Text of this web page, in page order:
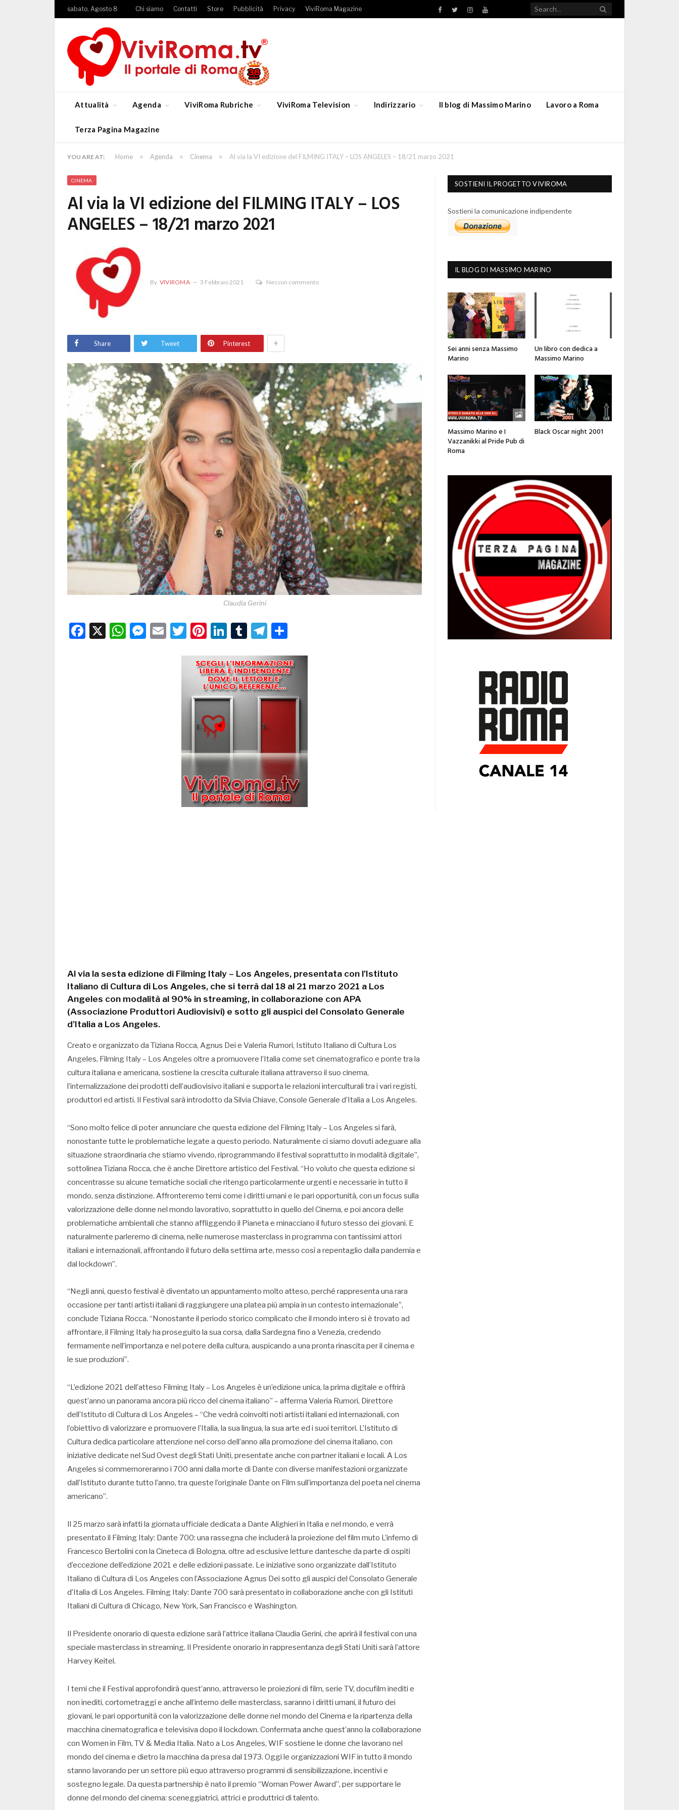
sabato, Agosto 8 Chi siamo Contatti Store Pubblicità Privacy ViviRoma Magazine Facebook
TwitterInstagramYouTube
Attualità Agenda ViviRoma Rubriche ViviRoma Television Indirizzario Il blog di Massimo Marino Lavoro a Roma
Terza Pagina Magazine
YOU ARE AT: Home » Agenda » Cinema » Al via la VI edizione del FILMING ITALY – LOS ANGELES – 18/21 marzo 2021
CINEMA
Al via la VI edizione del FILMING ITALY – LOS
ANGELES – 18/21 marzo 2021
By VIVIROMA 3 Febbraio 2021 Nessun commento
Share Tweet Pinterest +
Claudia Gerini
Facebook
X WhatsApp
Messenger
EmailTwitter
Pinterest
LinkedIn
TumblrTelegram
Al via la sesta edizione di Filming Italy – Los Angeles, presentata con l’Istituto
Italiano di Cultura di Los Angeles, che si terrà dal 18 al 21 marzo 2021 a Los
Angeles con modalità al 90% in streaming, in collaborazione con APA
(Associazione Produttori Audiovisivi) e sotto gli auspici del Consolato Generale
d’Italia a Los Angeles.
Creato e organizzato da Tiziana Rocca, Agnus Dei e Valeria Rumori, Istituto Italiano di Cultura Los
Angeles, Filming Italy – Los Angeles oltre a promuovere l’Italia come set cinematografico e ponte tra la
cultura italiana e americana, sostiene la crescita culturale italiana attraverso il suo cinema,
l’internalizzazione dei prodotti dell’audiovisivo italiani e supporta le relazioni interculturali tra i vari registi,
produttori ed artisti. Il Festival sarà introdotto da Silvia Chiave, Console Generale d’Italia a Los Angeles.
“Sono molto felice di poter annunciare che questa edizione del Filming Italy – Los Angeles si farà,
nonostante tutte le problematiche legate a questo periodo. Naturalmente ci siamo dovuti adeguare alla
situazione straordinaria che stiamo vivendo, riprogrammando il festival soprattutto in modalità digitale”,
sottolinea Tiziana Rocca, che è anche Direttore artistico del Festival. “Ho voluto che questa edizione si
concentrasse su alcune tematiche sociali che ritengo particolarmente urgenti e necessarie in tutto il
mondo, senza distinzione. Affronteremo temi come i diritti umani e le pari opportunità, con un focus sulla
valorizzazione delle donne nel mondo lavorativo, soprattutto in quello del Cinema, e poi ancora delle
problematiche ambientali che stanno affliggendo il Pianeta e minacciano il futuro stesso dei giovani. E
naturalmente parleremo di cinema, nelle numerose masterclass in programma con tantissimi attori
italiani e internazionali, affrontando il futuro della settima arte, messo così a repentaglio dalla pandemia e
dal lockdown”.
“Negli anni, questo festival è diventato un appuntamento molto atteso, perché rappresenta una rara
occasione per tanti artisti italiani di raggiungere una platea più ampia in un contesto internazionale”,
conclude Tiziana Rocca. “Nonostante il periodo storico complicato che il mondo intero si è trovato ad
affrontare, il Filming Italy ha proseguito la sua corsa, dalla Sardegna fino a Venezia, credendo
fermamente nell’importanza e nel potere della cultura, auspicando a una pronta rinascita per il cinema e
le sue produzioni”.
“L’edizione 2021 dell’atteso Filming Italy – Los Angeles è un’edizione unica, la prima digitale e offrirà
quest’anno un panorama ancora più ricco del cinema italiano” – afferma Valeria Rumori, Direttore
dell’Istituto di Cultura di Los Angeles – “Che vedrà coinvolti noti artisti italiani ed internazionali, con
l’obiettivo di valorizzare e promuovere l’Italia, la sua lingua, la sua arte ed i suoi territori. L’Istituto di
Cultura dedica particolare attenzione nel corso dell’anno alla promozione del cinema italiano, con
iniziative dedicate nel Sud Ovest degli Stati Uniti, presentate anche con partner italiani e locali. A Los
Angeles si commemoreranno i 700 anni dalla morte di Dante con diverse manifestazioni organizzate
dall’Istituto durante tutto l’anno, tra queste l’originale Dante on Film sull’importanza del poeta nel cinema
americano”.
Il 25 marzo sarà infatti la giornata ufficiale dedicata a Dante Alighieri in Italia e nel mondo, e verrà
presentato il Filming Italy: Dante 700: una rassegna che includerà la proiezione del film muto L’inferno di
Francesco Bertolini con la Cineteca di Bologna, oltre ad esclusive letture dantesche da parte di ospiti
d’eccezione dell’edizione 2021 e delle edizioni passate. Le iniziative sono organizzate dall’Istituto
Italiano di Cultura di Los Angeles con l’Associazione Agnus Dei sotto gli auspici del Consolato Generale
d’Italia di Los Angeles. Filming Italy: Dante 700 sarà presentato in collaborazione anche con gli Istituti
Italiani di Cultura di Chicago, New York, San Francisco e Washington.
Il Presidente onorario di questa edizione sarà l’attrice italiana Claudia Gerini, che aprirà il festival con una
speciale masterclass in streaming. Il Presidente onorario in rappresentanza degli Stati Uniti sarà l’attore
Harvey Keitel.
I temi che il Festival approfondirà quest’anno, attraverso le proiezioni di film, serie TV, docufilm inediti e
non inediti, cortometraggi e anche all’interno delle masterclass, saranno i diritti umani, il futuro dei
giovani, le pari opportunità con la valorizzazione delle donne nel mondo del Cinema e la ripartenza della
macchina cinematografica e televisiva dopo il lockdown. Confermata anche quest’anno la collaborazione
con Women in Film, TV & Media Italia. Nato a Los Angeles, WIF sostiene le donne che lavorano nel
mondo del cinema e dietro la macchina da presa dal 1973. Oggi le organizzazioni WIF in tutto il mondo
stanno lavorando per un settore più equo attraverso programmi di sensibilizzazione, incentivi e
sostegno legale. Da questa partnership è nato il premio “Woman Power Award”, per supportare le
donne del mondo del cinema: sceneggiatrici, attrici e produttrici di talento.
SOSTIENI IL PROGETTO VIVIROMA
Sostieni la comunicazione indipendente
IL BLOG DI MASSIMO MARINO
Sei anni senza Massimo
Marino
Un libro con dedica a
Massimo Marino
Massimo Marino e I
Vazzanikki al Pride Pub di
Roma
Black Oscar night 2001